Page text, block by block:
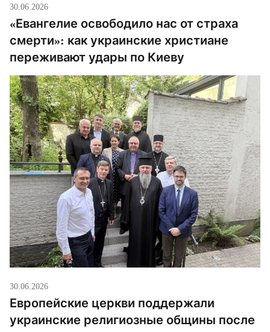
30.06.2026
«Евангелие освободило нас от страха
смерти»: как украинские христиане
переживают удары по Киеву
30.06.2026
Европейские церкви поддержали
украинские религиозные общины после